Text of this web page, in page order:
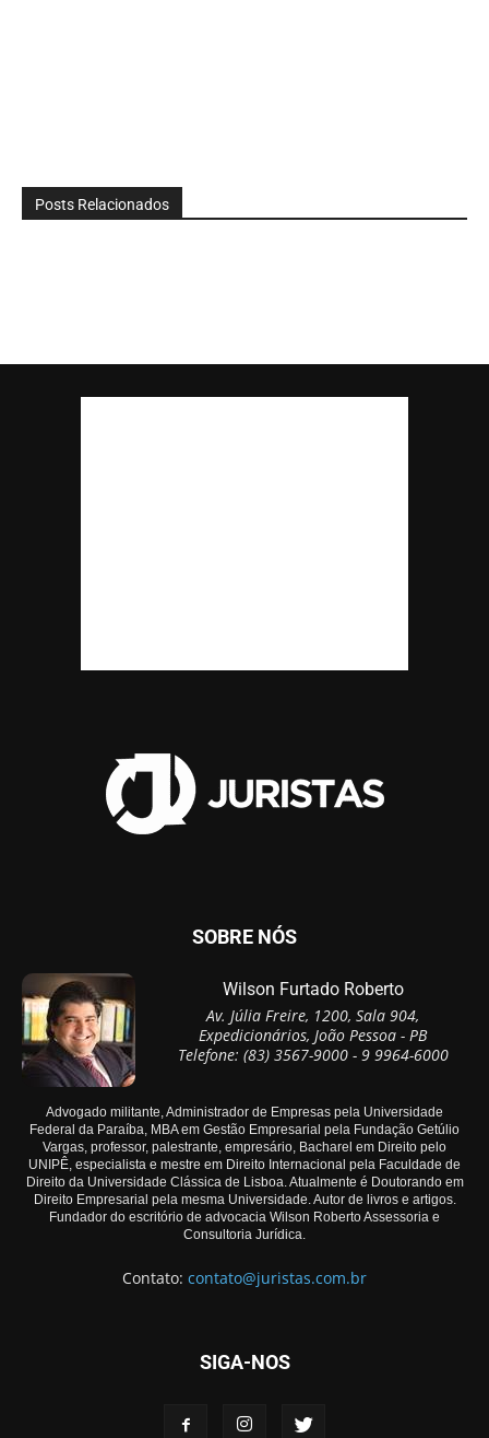
Posts Relacionados
SOBRE NÓS
Wilson Furtado Roberto
Av. Júlia Freire, 1200, Sala 904,
Expedicionários, João Pessoa - PB
Telefone: (83) 3567-9000 - 9 9964-6000
Advogado militante, Administrador de Empresas pela Universidade
Federal da Paraíba, MBA em Gestão Empresarial pela Fundação Getúlio
Vargas, professor, palestrante, empresário, Bacharel em Direito pelo
UNIPÊ, especialista e mestre em Direito Internacional pela Faculdade de
Direito da Universidade Clássica de Lisboa. Atualmente é Doutorando em
Direito Empresarial pela mesma Universidade. Autor de livros e artigos.
Fundador do escritório de advocacia Wilson Roberto Assessoria e
Consultoria Jurídica.
Contato: contato@juristas.com.br
SIGA-NOS